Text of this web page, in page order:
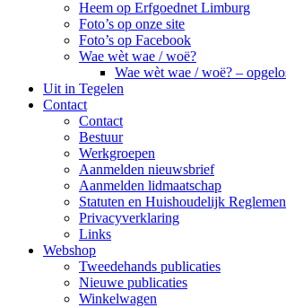
Heem op Erfgoednet Limburg
Foto’s op onze site
Foto’s op Facebook
Wae wèt wae / woë?
Wae wèt wae / woë? –
Uit in Tegelen
Contact
Contact
Bestuur
Werkgroepen
Aanmelden nieuwsbrief
Aanmelden lidmaatschap
Statuten en Huishoudelijk
Privacyverklaring
Links
Webshop
Tweedehands publicaties
Nieuwe publicaties
Winkelwagen